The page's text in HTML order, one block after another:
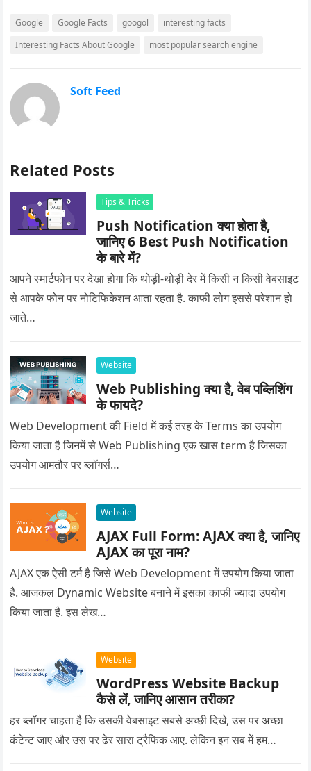
Google Google Facts googol
interesting facts
Interesting Facts About Google
most popular search engine
Soft Feed
Related Posts
Tips & Tricks
Push Notification क्या होता है,
जानिए 6 Best Push Notification
के बारे में?
आपने स्मार्टफोन पर देखा होगा कि थोड़ी-थोड़ी देर में किसी न किसी वेबसाइट
से आपके फोन पर नोटिफिकेशन आता रहता है. काफी लोग इससे परेशान हो
जाते…
Website
Web Publishing क्या है, वेब पब्लिशिंग
के फायदे?
Web Development की Field में कई तरह के Terms का उपयोग
किया जाता है जिनमें से Web Publishing एक खास term है जिसका
उपयोग आमतौर पर ब्लॉगर्स…
Website
AJAX Full Form: AJAX क्या है, जानिए
AJAX का पूरा नाम?
AJAX एक ऐसी टर्म है जिसे Web Development में उपयोग किया जाता
है. आजकल Dynamic Website बनाने में इसका काफी ज्यादा उपयोग
किया जाता है. इस लेख…
Website
WordPress Website Backup
कैसे लें, जानिए आसान तरीका?
हर ब्लॉगर चाहता है कि उसकी वेबसाइट सबसे अच्छी दिखे, उस पर अच्छा
कंटेन्ट जाए और उस पर ढेर सारा ट्रैफिक आए. लेकिन इन सब में हम…